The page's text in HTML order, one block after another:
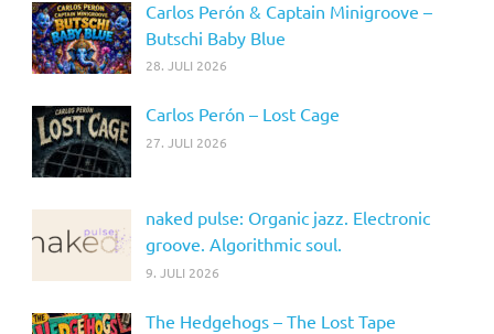
Carlos Perón & Captain Minigroove –
Butschi Baby Blue
28. JULI 2026
Carlos Perón – Lost Cage
27. JULI 2026
naked pulse: Organic jazz. Electronic
groove. Algorithmic soul.
9. JULI 2026
The Hedgehogs – The Lost Tape